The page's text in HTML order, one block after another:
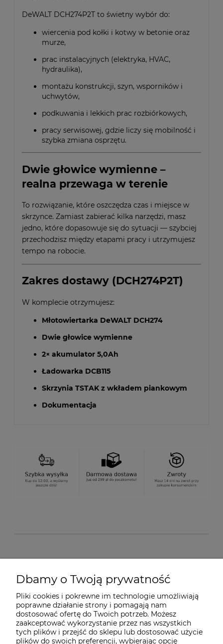
DeWALT DCH274P2T to świetny wybór do:
wiercenia pod kołki i kotwy w betonie oraz
murze,
prac instalacyjnych (elektryka, HVAC,
hydraulika),
montażu konstrukcji, szyn, wsporników i
uchwytów,
podkuwania i lekkich prac rozbiórkowych,
pracy serwisowej, gdzie liczy się mobilność i
szybka zmiana osprzętu.
Dwie głowice wymienne –
realna przewaga w terenie
To rozwiązanie, które oszczędza czas i miejsce w
skrzynce. Zamiast zabierać kilka narzędzi, masz
jedno, które dopasowuje się do sytuacji — szybciej
przechodzisz między etapami pracy i utrzymujesz
tempo na robocie.
Zakres dostawy (DCH274P2T)
W komplecie otrzymujesz:
Młotowiertarka DeWALT DCH274
Dwie głowice wymienne
2× akumulator 5,0Ah
Ładowarka DCB115
Skrzynia TSTAK z wkładem piankowym
Dokumentacja
O nas
Dostawa i płatności
Pomoc
Dbamy o Twoją prywatność
Pliki cookies i pokrewne im technologie umożliwiają
poprawne działanie strony i pomagają nam
dostosować ofertę do Twoich potrzeb. Możesz
zaakceptować wykorzystanie przez nas wszystkich
tych plików i przejść do sklepu lub dostosować użycie
plików do swoich preferencji, wybierając opcję